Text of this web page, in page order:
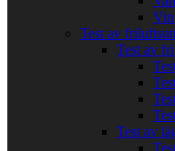
Test av
Test av
Test av